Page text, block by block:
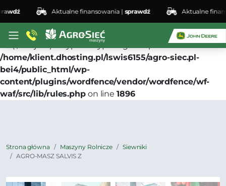
Deprecated: preg_replace(): Passing null to parameter
#3 ($subject) of type array|string is deprecated in
/home/klient.dhosting.pl/lswis6155/agro-siec.pl-
bei4/public_html/wp-
content/plugins/wordfence/vendor/wordfence/wf-
waf/src/lib/rules.phpon line1896
Aktualne finansowania |sprawdź Aktualne
Strona główna Maszyny Rolnicze
Siewniki
AGRO-MASZ SALVIS Z